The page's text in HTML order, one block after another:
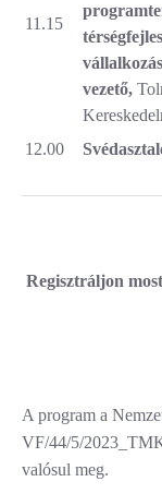
11.15
vezető,
12.00
Regisztráljon
A program a
VF/44/5/
valósul meg.